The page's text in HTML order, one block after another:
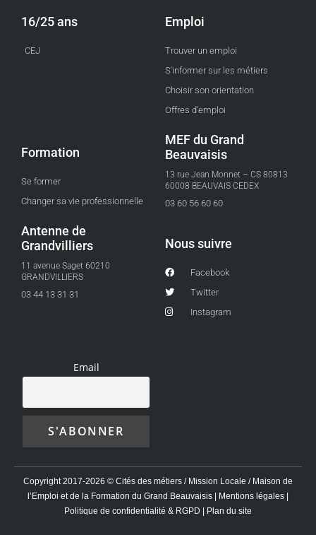
16/25 ans
CEJ
Emploi
Trouver un emploi
S'informer sur les métiers
Choisir son orientation
Offres d'emploi
Formation
Se former
Changer sa vie professionnelle
MEF du Grand
Beauvaisis
13 rue Jean Monnet – CS 80813
60008 BEAUVAIS CEDEX
03 60 56 60 60
Antenne de
Grandvilliers
11 avenue Saget 60210
GRANDVILLIERS
03 44 13 31 31
Nous suivre
Facebook
Twitter
Instagram
Email
Copyright 2017-2026 © Cités des métiers / Mission Locale / Maison de
l’Emploi et de la Formation du Grand Beauvaisis | Mentions légales |
Politique de confidentialité & RGPD | Plan du site